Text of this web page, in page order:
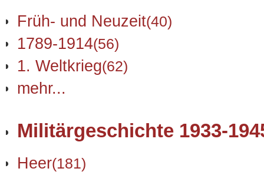
Früh- und Neuzeit(40)
1789-1914(56)
1. Weltkrieg(62)
mehr...
Militärgeschichte 1933-
Heer(181)